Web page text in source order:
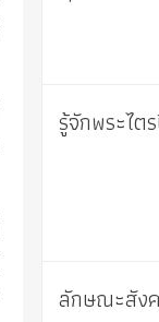
รู้จักพระไต
ลักษณะสัง